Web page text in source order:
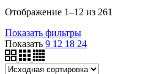
Отображение 1–12 из 261
Показать фильтры
Показать 9 12 18 24